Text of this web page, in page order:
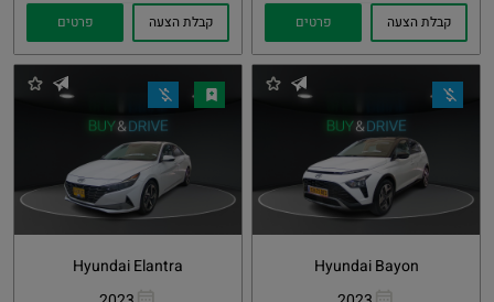
קבלת הצעה פרטים קבלת הצעה פרטים
Hyundai Bayon
Hyundai Elantra